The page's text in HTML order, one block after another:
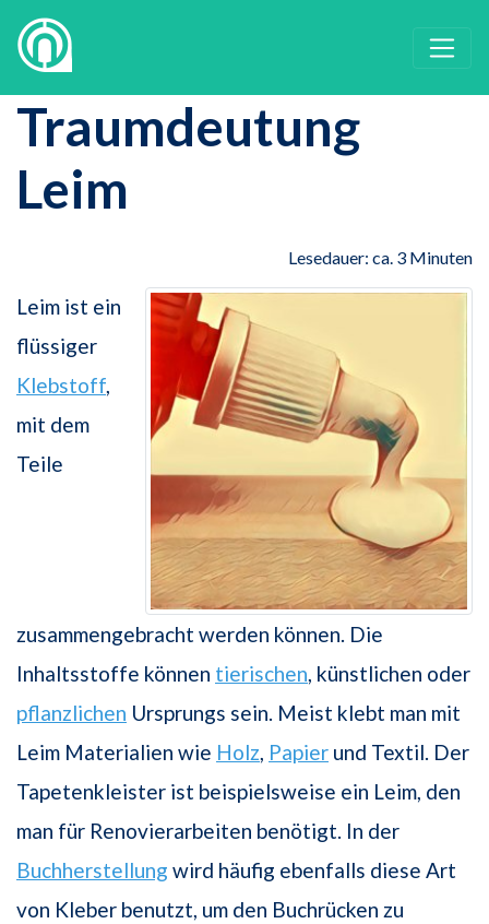
Traumdeutung
Leim
Lesedauer: ca. 3 Minuten
Leim ist ein
flüssiger
Klebstoff,
mit dem
Teile
zusammengebracht werden können. Die
Inhaltsstoffe können tierischen, künstlichen oder
pflanzlichen Ursprungs sein. Meist klebt man mit
Leim Materialien wie Holz, Papier und Textil. Der
Tapetenkleister ist beispielsweise ein Leim, den
man für Renovierarbeiten benötigt. In der
Buchherstellung wird häufig ebenfalls diese Art
von Kleber benutzt, um den Buchrücken zu